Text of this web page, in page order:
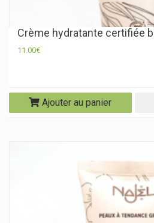
Crème hydratante certifiée
11.00€
Ajouter au panier